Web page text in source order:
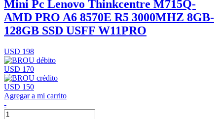
Mini Pc Lenovo Thinkcentre M715Q-
AMD PRO A6 8570E R5 3000MHZ 8GB-
128GB SSD USFF W11PRO
USD 198
USD 170
USD 150
Agregar a mi carrito
-